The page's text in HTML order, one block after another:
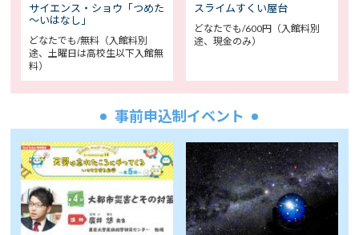
サイエンス・ショウ「つめた
～いはなし」
どなたでも/無料（入館料別
途、土曜日は高校生以下入館無
料）
スライムすくい屋台
どなたでも/600円（入館料別
途、現金のみ）
事前申込制イベント